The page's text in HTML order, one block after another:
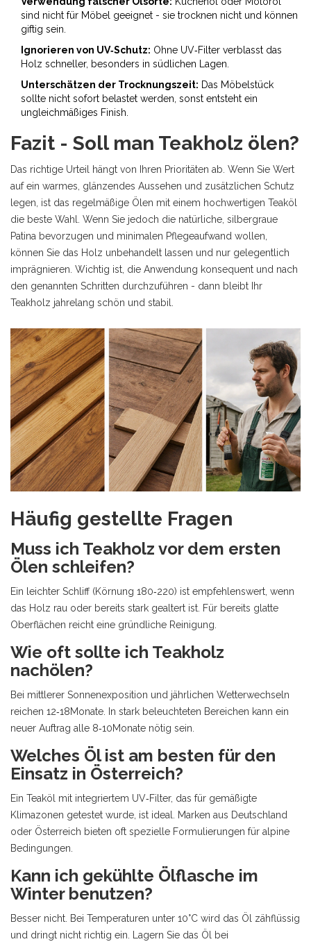
sind nicht für Möbel geeignet - sie trocknen nicht und können
giftig sein.
Ignorieren von UV‑Schutz: Ohne UV‑Filter verblasst das
Holz schneller, besonders in südlichen Lagen.
Unterschätzen der Trocknungszeit: Das Möbelstück
sollte nicht sofort belastet werden, sonst entsteht ein
ungleichmäßiges Finish.
Fazit - Soll man Teakholz ölen?
Das richtige Urteil hängt von Ihren Prioritäten ab. Wenn Sie Wert
auf ein warmes, glänzendes Aussehen und zusätzlichen Schutz
legen, ist das regelmäßige Ölen mit einem hochwertigen Teaköl
die beste Wahl. Wenn Sie jedoch die natürliche, silbergraue
Patina bevorzugen und minimalen Pflegeaufwand wollen,
können Sie das Holz unbehandelt lassen und nur gelegentlich
imprägnieren. Wichtig ist, die Anwendung konsequent und nach
den genannten Schritten durchzuführen - dann bleibt Ihr
Teakholz jahrelang schön und stabil.
Häufig gestellte Fragen
Muss ich Teakholz vor dem ersten
Ölen schleifen?
Ein leichter Schliff (Körnung 180‑220) ist empfehlenswert, wenn
das Holz rau oder bereits stark gealtert ist. Für bereits glatte
Oberflächen reicht eine gründliche Reinigung.
Wie oft sollte ich Teakholz
nachölen?
Bei mittlerer Sonnenexposition und jährlichen Wetterwechseln
reichen 12‑18Monate. In stark beleuchteten Bereichen kann ein
neuer Auftrag alle 8‑10Monate nötig sein.
Welches Öl ist am besten für den
Einsatz in Österreich?
Ein Teaköl mit integriertem UV‑Filter, das für gemäßigte
Klimazonen getestet wurde, ist ideal. Marken aus Deutschland
oder Österreich bieten oft spezielle Formulierungen für alpine
Bedingungen.
Kann ich gekühlte Ölflasche im
Winter benutzen?
Besser nicht. Bei Temperaturen unter 10°C wird das Öl zähflüssig
und dringt nicht richtig ein. Lagern Sie das Öl bei